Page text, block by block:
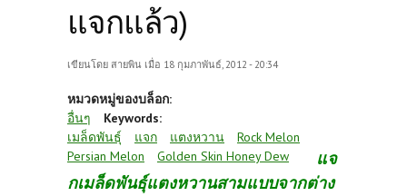
แจกแล้ว)
เขียนโดย สายพิน เมื่อ 18 กุมภาพันธ์, 2012 - 20:34
หมวดหมู่ของบล็อก:
อื่นๆ
Keywords:
เมล็ดพันธุ์
แจก แตงหวาน
Rock Melon
Persian Melon
Golden Skin Honey Dew
แจ
กเมล็ดพันธุ์แตงหวานสามแบบจากต่าง